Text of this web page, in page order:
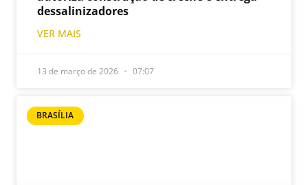
dessalinizadores
VER MAIS
13 de março de 2026 07:07
BRASÍLIA